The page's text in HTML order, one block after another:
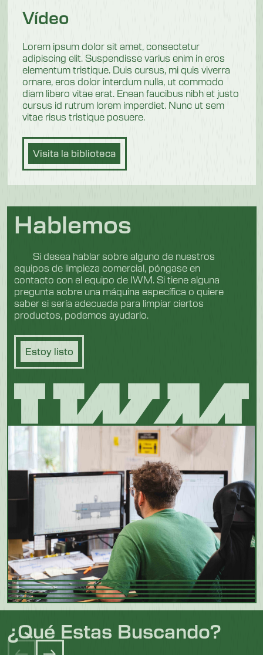
Vídeo
Lorem ipsum dolor sit amet, consectetur
adipiscing elit. Suspendisse varius enim in eros
elementum tristique. Duis cursus, mi quis viverra
ornare, eros dolor interdum nulla, ut commodo
diam libero vitae erat. Enean faucibus nibh et justo
cursus id rutrum lorem imperdiet. Nunc ut sem
vitae risus tristique posuere.
Visita la biblioteca
Hablemos
Si desea hablar sobre alguno de nuestros
equipos de limpieza comercial, póngase en
contacto con el equipo de IWM. Si tiene alguna
pregunta sobre una máquina específica o quiere
saber si sería adecuada para limpiar ciertos
productos, podemos ayudarlo.
Estoy listo
¿Qué Estas Buscando?